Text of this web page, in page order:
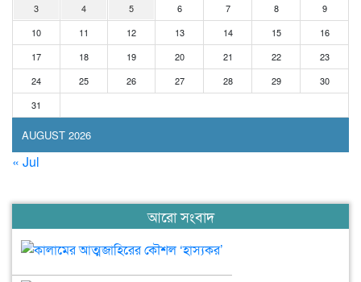
AUGUST 2026
3
4 5 6 7 8
9
10
11 12 13 14 15
16
17
18 19 20 21 22
23
24
25 26 27 28 29
30
31
« Jul
আরো সংবাদ